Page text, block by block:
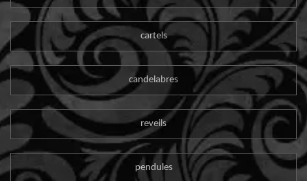
cartels
candelabres
reveils
pendules